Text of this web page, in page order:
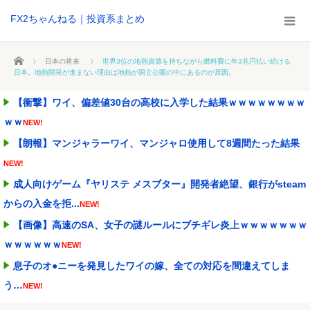
FX2ちゃんねる｜投資系まとめ
ホーム 日本の将来
世界3位の地熱資源を持ちながら燃料費に年3兆円払い続ける
日本。地熱開発が進まない理由は地熱が国立公園の中にあるのが原因。
【衝撃】ワイ、偏差値30台の高校に入学した結果ｗｗｗｗｗｗｗｗ
ｗｗNEW!
【朗報】マンジャラーワイ、マンジャロ使用して8週間たった結果
NEW!
成人向けゲーム『ヤリステ メスブター』開発者絶望、銀行がsteam
からの入金を拒...NEW!
【画像】高速のSA、女子の謎ルールにブチギレ炎上ｗｗｗｗｗｗｗ
ｗｗｗｗｗｗNEW!
息子のオ●ニーを発見したワイの嫁、全ての対応を間違えてしま
う…NEW!